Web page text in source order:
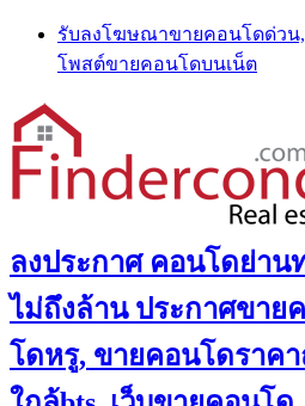
Skip
content
รับลงโฆษณาขายคอนโดด่วน,
โพสต์ขายคอนโดบนเน็ต
ลงประกาศ คอนโดย่าน
ไม่ถึงล้าน ประกาศขาย
โดหรู, ขายคอนโดราค